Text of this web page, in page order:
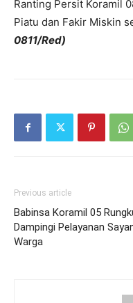
Ranting Persit Koramil
Piatu dan Fakir Miskin
0811/Red)
Previous article
Babinsa Koramil 05
Dampingi Pelayanan
Warga